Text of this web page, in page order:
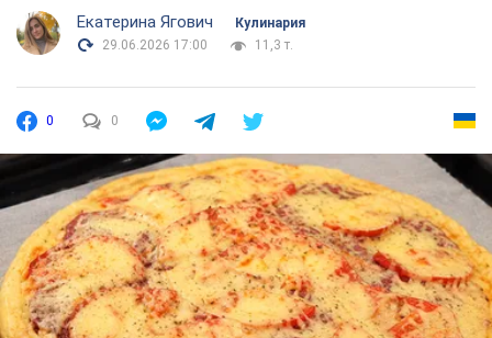
Екатерина Ягович
Кулинария
29.06.2026 17:00
11,3 т.
0 0